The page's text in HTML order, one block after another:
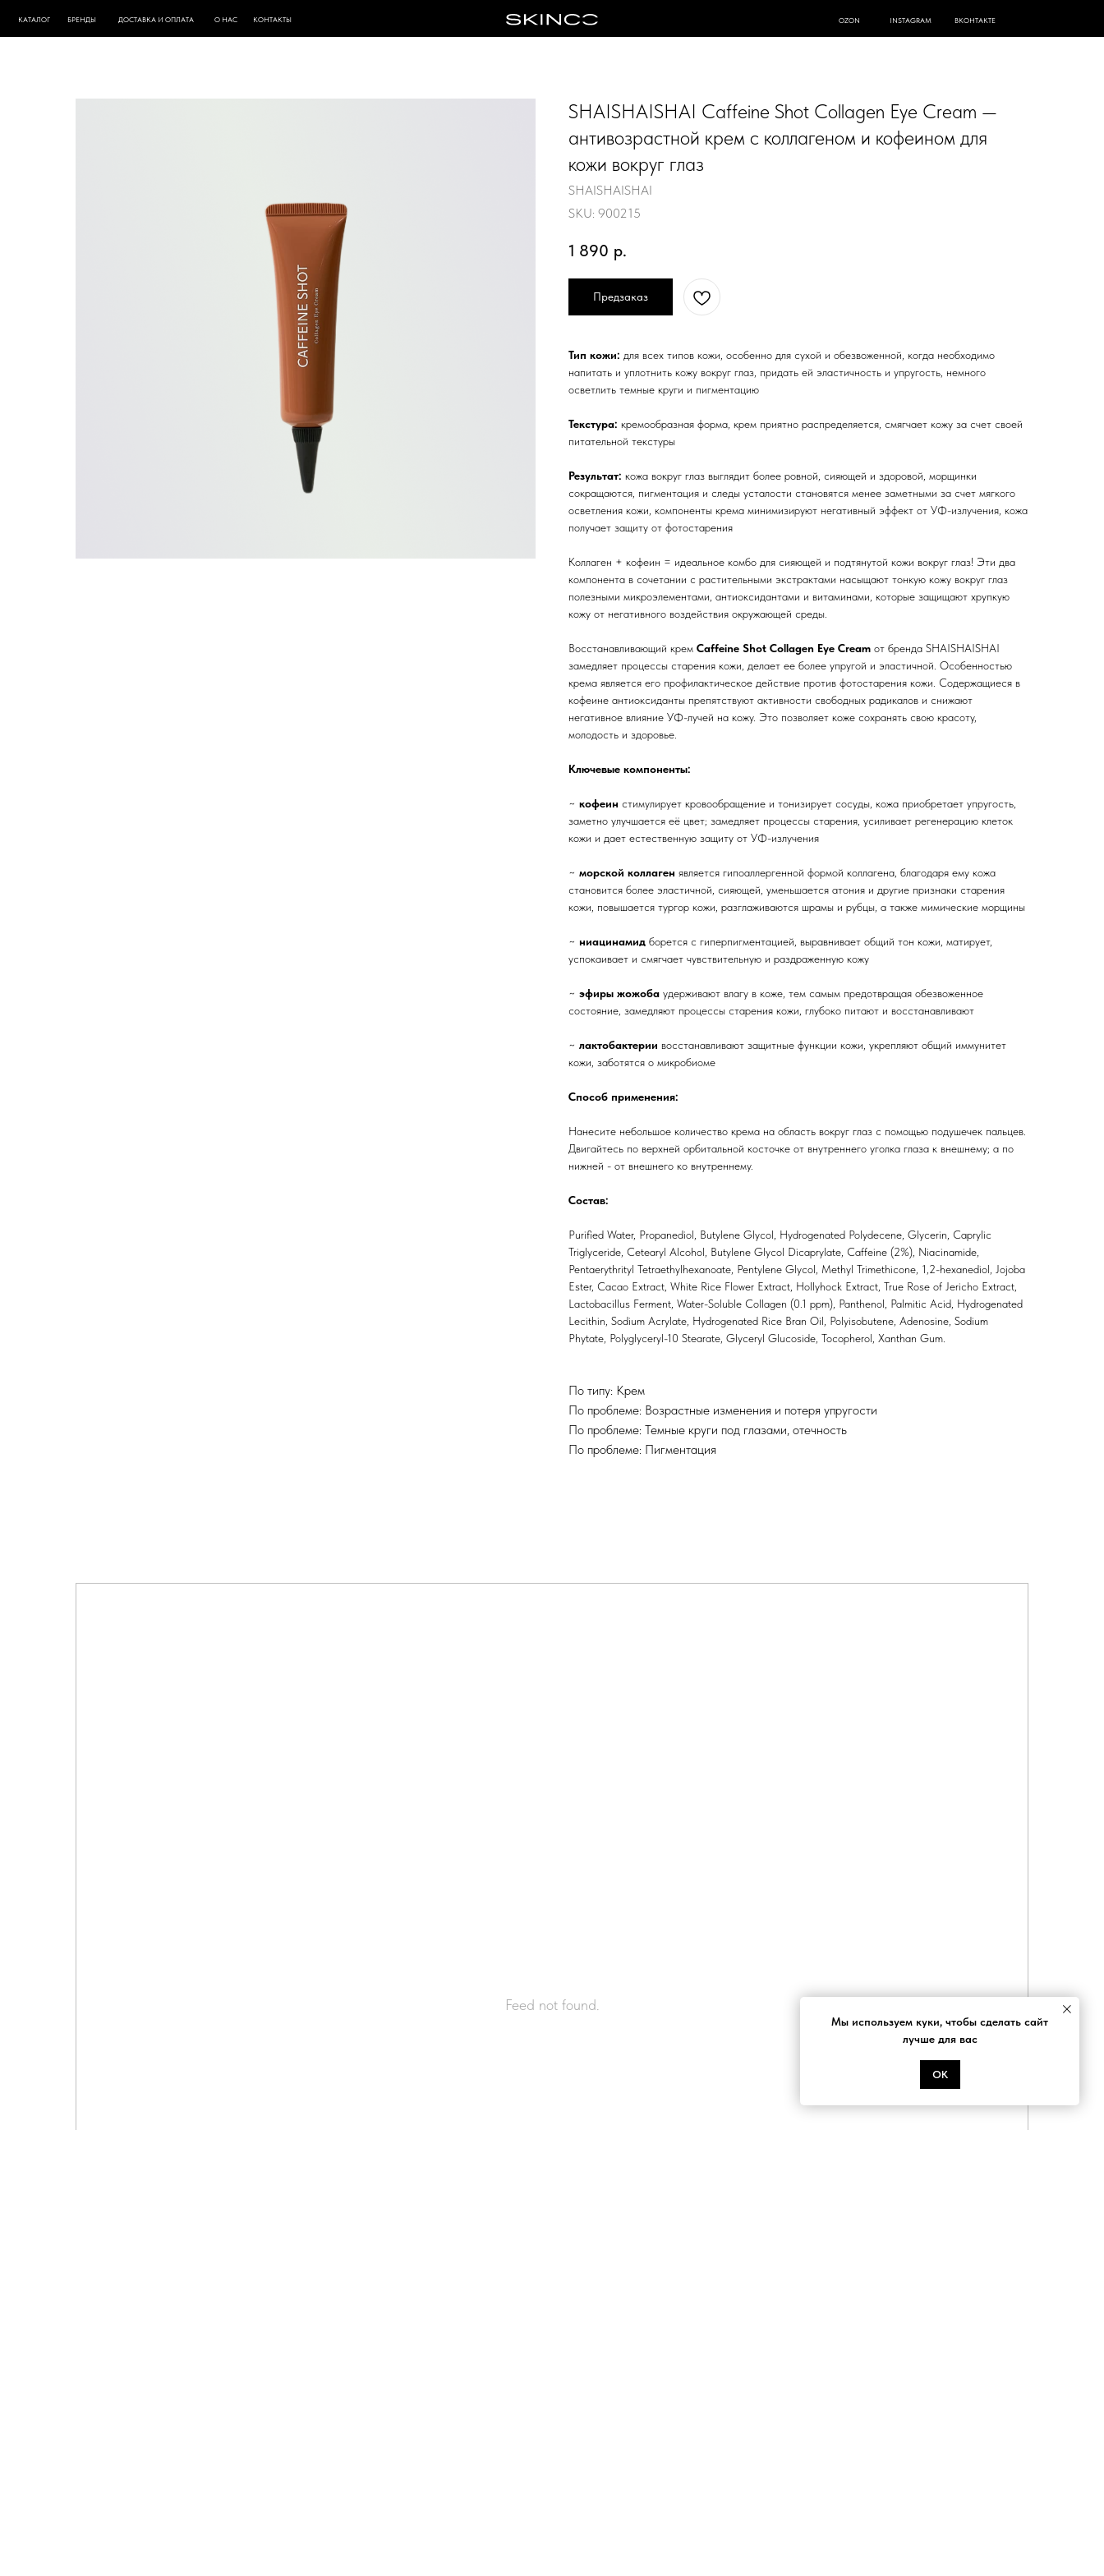
КАТАЛОГ БРЕНДЫ ДОСТАВКА И ОПЛАТА О НАС КОНТАКТЫ ВКОНТАКТЕ
Мы используем куки, чтобы сделать сайт
лучше для вас
ОК
SHAISHAISHAI Caffeine Shot Collagen Eye Cream —
антивозрастной крем с коллагеном и кофеином для
кожи вокруг глаз
SHAISHAISHAI
SKU: 900215
1 890 р.
Предзаказ
Тип кожи: для всех типов кожи, особенно для сухой и обезвоженной, когда необходимо
напитать и уплотнить кожу вокруг глаз, придать ей эластичность и упругость, немного
осветлить темные круги и пигментацию
Текстура: кремообразная форма, крем приятно распределяется, смягчает кожу за счет своей
питательной текстуры
Результат: кожа вокруг глаз выглядит более ровной, сияющей и здоровой, морщинки
сокращаются, пигментация и следы усталости становятся менее заметными за счет мягкого
осветления кожи, компоненты крема минимизируют негативный эффект от УФ-излучения, кожа
получает защиту от фотостарения
Коллаген + кофеин = идеальное комбо для сияющей и подтянутой кожи вокруг глаз! Эти два
компонента в сочетании с растительными экстрактами насыщают тонкую кожу вокруг глаз
полезными микроэлементами, антиоксидантами и витаминами, которые защищают хрупкую
кожу от негативного воздействия окружающей среды.
Восстанавливающий крем Caffeine Shot Collagen Eye Cream от бренда SHAISHAISHAI
замедляет процессы старения кожи, делает ее более упругой и эластичной. Особенностью
крема является его профилактическое действие против фотостарения кожи. Содержащиеся в
кофеине антиоксиданты препятствуют активности свободных радикалов и снижают
негативное влияние УФ-лучей на кожу. Это позволяет коже сохранять свою красоту,
молодость и здоровье.
Ключевые компоненты:
~ кофеин стимулирует кровообращение и тонизирует сосуды, кожа приобретает упругость,
заметно улучшается её цвет; замедляет процессы старения, усиливает регенерацию клеток
кожи и дает естественную защиту от УФ-излучения
~ морской коллаген является гипоаллергенной формой коллагена, благодаря ему кожа
становится более эластичной, сияющей, уменьшается атония и другие признаки старения
кожи, повышается тургор кожи, разглаживаются шрамы и рубцы, а также мимические морщины
~ ниацинамид борется с гиперпигментацией, выравнивает общий тон кожи, матирует,
успокаивает и смягчает чувствительную и раздраженную кожу
~ эфиры жожоба удерживают влагу в коже, тем самым предотвращая обезвоженное
состояние, замедляют процессы старения кожи, глубоко питают и восстанавливают
~ лактобактерии восстанавливают защитные функции кожи, укрепляют общий иммунитет
кожи, заботятся о микробиоме
Способ применения:
Нанесите небольшое количество крема на область вокруг глаз с помощью подушечек пальцев.
Двигайтесь по верхней орбитальной косточке от внутреннего уголка глаза к внешнему; а по
нижней - от внешнего ко внутреннему.
Состав:
Purified Water, Propanediol, Butylene Glycol, Hydrogenated Polydecene, Glycerin, Caprylic
Triglyceride, Cetearyl Alcohol, Butylene Glycol Dicaprylate, Caffeine (2%), Niacinamide,
Pentaerythrityl Tetraethylhexanoate, Pentylene Glycol, Methyl Trimethicone, 1,2-hexanediol, Jojoba
Ester, Cacao Extract, White Rice Flower Extract, Hollyhock Extract, True Rose of Jericho Extract,
Lactobacillus Ferment, Water-Soluble Collagen (0.1 ppm), Panthenol, Palmitic Acid, Hydrogenated
Lecithin, Sodium Acrylate, Hydrogenated Rice Bran Oil, Polyisobutene, Adenosine, Sodium
Phytate, Polyglyceryl-10 Stearate, Glyceryl Glucoside, Tocopherol, Xanthan Gum.
По типу: Крем
По проблеме: Возрастные изменения и потеря упругости
По проблеме: Темные круги под глазами, отечность
По проблеме: Пигментация
Feed not found.